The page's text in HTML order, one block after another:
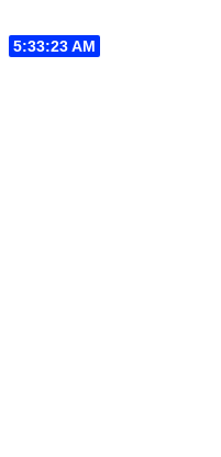
5:33:24 AM